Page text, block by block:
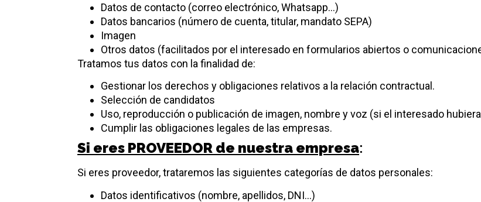
Datos de contacto (correo electrónico, Whatsapp…)
Datos bancarios (número de cuenta, titular, mandato SEPA)
Imagen
Otros datos (facilitados por el interesado en formularios abiertos o
Tratamos tus datos con la finalidad de:
Gestionar los derechos y obligaciones relativos a la relación contractual.
Selección de candidatos
Uso, reproducción o publicación de imagen, nombre y voz (si el interesado
Cumplir las obligaciones legales de las empresas.
Si eres PROVEEDOR de nuestra empresa:
Si eres proveedor, trataremos las siguientes categorías de datos personales:
Datos identificativos (nombre, apellidos, DNI…)